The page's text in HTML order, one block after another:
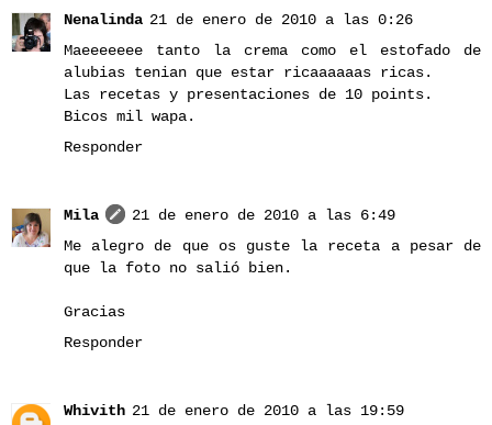
Nenalinda 21 de enero de 2010 a las 0:26
Maeeeeeee tanto la crema como el estofado de
alubias tenian que estar ricaaaaaas ricas.
Las recetas y presentaciones de 10 points.
Bicos mil wapa.
Responder
Mila
21 de enero de 2010 a las 6:49
Me alegro de que os guste la receta a pesar de
que la foto no salió bien.
Gracias
Responder
Whivith 21 de enero de 2010 a las 19:59